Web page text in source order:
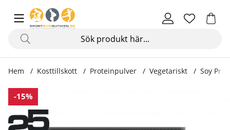
Hem Kosttillskott Proteinpulver Vegetariskt Soy
-15%
Produktbilder Soy Protein Isolate, 1kg